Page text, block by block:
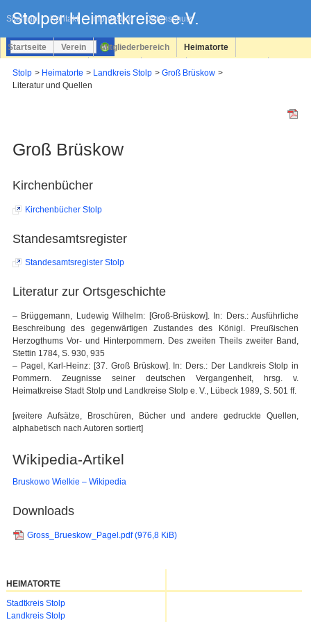
Sitemap Kontakt Impressum Datenschutz
überspringen
Startseite Verein Mitgliederbereich Heimatorte
Login
Stolp Heimatorte Landkreis Stolp
Groß Brüskow
Literatur und Quellen
Groß Brüskow
Kirchenbücher
Kirchenbücher Stolp
Standesamtsregister
Standesamtsregister Stolp
Literatur zur Ortsgeschichte
– Brüggemann, Ludewig Wilhelm: [Groß-Brüskow]. In: Ders.: Ausführliche
Beschreibung des gegenwärtigen Zustandes des Königl. Preußischen
Herzogthums Vor- und Hinterpommern. Des zweiten Theils zweiter Band,
Stettin 1784, S. 930, 935
– Pagel, Karl-Heinz: [37. Groß Brüskow]. In: Ders.: Der Landkreis Stolp in
Pommern. Zeugnisse seiner deutschen Vergangenheit, hrsg. v.
Heimatkreise Stadt Stolp und Landkreise Stolp e. V., Lübeck 1989, S. 501 ff.
[weitere Aufsätze, Broschüren, Bücher und andere gedruckte Quellen,
alphabetisch nach Autoren sortiert]
Wikipedia-Artikel
Bruskowo Wielkie – Wikipedia
Downloads
Gross_Brueskow_Pagel.pdf(976,8 KiB)
HEIMATORTE
Navigation
überspringen
Stadtkreis Stolp
Landkreis Stolp